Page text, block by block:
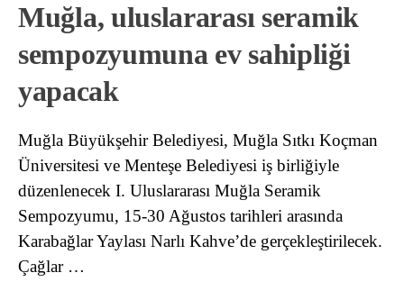
Muğla, uluslararası seramik
sempozyumuna ev sahipliği
yapacak
Muğla Büyükşehir Belediyesi, Muğla Sıtkı Koçman
Üniversitesi ve Menteşe Belediyesi iş birliğiyle
düzenlenecek I. Uluslararası Muğla Seramik
Sempozyumu, 15-30 Ağustos tarihleri arasında
Karabağlar Yaylası Narlı Kahve’de gerçekleştirilecek.
Çağlar …